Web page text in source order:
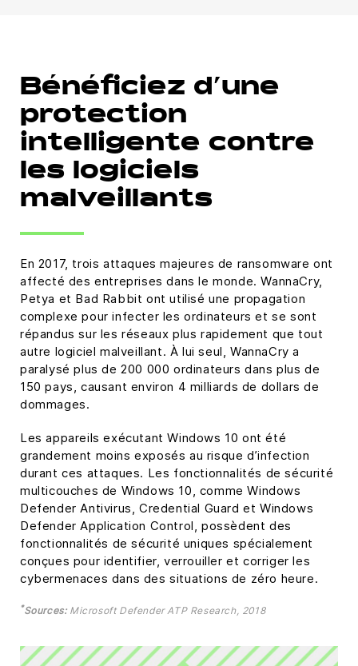
Bénéficiez d’une
protection
intelligente contre
les logiciels
malveillants
En 2017, trois attaques majeures de ransomware ont
affecté des entreprises dans le monde. WannaCry,
Petya et Bad Rabbit ont utilisé une propagation
complexe pour infecter les ordinateurs et se sont
répandus sur les réseaux plus rapidement que tout
autre logiciel malveillant. À lui seul, WannaCry a
paralysé plus de 200 000 ordinateurs dans plus de
150 pays, causant environ 4 milliards de dollars de
dommages.
Les appareils exécutant Windows 10 ont été
grandement moins exposés au risque d’infection
durant ces attaques. Les fonctionnalités de sécurité
multicouches de Windows 10, comme Windows
Defender Antivirus, Credential Guard et Windows
Defender Application Control, possèdent des
fonctionnalités de sécurité uniques spécialement
conçues pour identifier, verrouiller et corriger les
cybermenaces dans des situations de zéro heure.
*Sources:Microsoft Defender ATP Research, 2018